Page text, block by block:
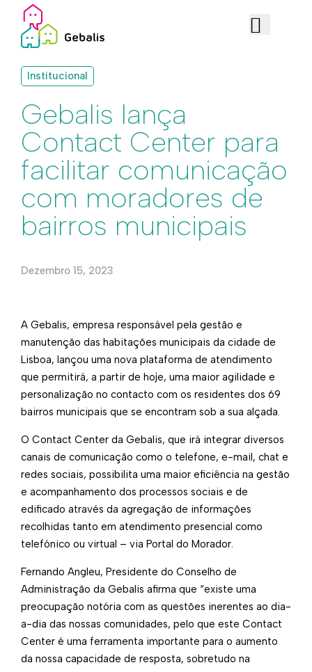
Institucional
Gebalis lança
Contact Center para
facilitar comunicação
com moradores de
bairros municipais
Dezembro 15, 2023
​​​​​​​A Gebalis, empresa responsável pela gestão e
manutenção das habitações municipais da cidade de
Lisboa, lançou uma nova plataforma de atendimento
que permitirá, a partir de hoje, uma maior agilidade e
personalização no contacto com os residentes dos 69
bairros municipais que se encontram sob a sua alçada.
O Contact Center da Gebalis, que irá integrar diversos
canais de comunicação como o telefone, e-mail, chat e
redes sociais, possibilita uma maior eficiência na gestão
e acompanhamento dos processos sociais e de
edificado através da agregação de informações
recolhidas tanto em atendimento presencial como
telefónico ou virtual – via Portal do Morador.
Fernando Angleu, Presidente do Conselho de
Administração da Gebalis afirma que “existe uma
preocupação notória com as questões inerentes ao dia-
a-dia das nossas comunidades, pelo que este Contact
Center é uma ferramenta importante para o aumento
da nossa capacidade de resposta, sobretudo na